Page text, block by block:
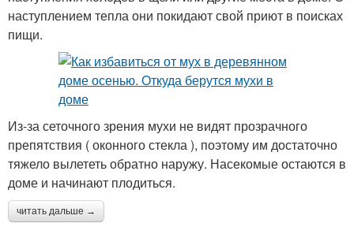
наступлением тепла они покидают свой приют в поисках
пищи.
Из-за сеточного зрения мухи не видят прозрачного
препятствия ( оконного стекла ), поэтому им достаточно
тяжело вылететь обратно наружу. Насекомые остаются в
доме и начинают плодиться.
читать дальше →